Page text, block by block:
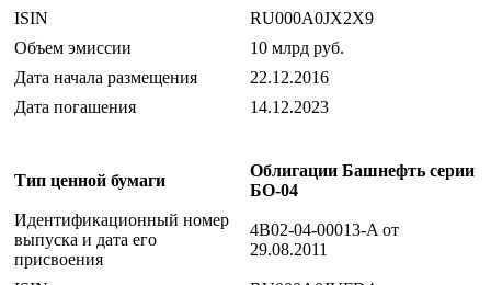
ISIN
RU000A0JX2X9
Объем эмиссии
10 млрд руб.
Дата начала размещения
22.12.2016
Дата погашения
14.12.2023
Тип ценной бумаги
Облигации Башнефть серии
БО-04
Идентификационный номер
выпуска и дата его
присвоения
4B02-04-00013-A от
29.08.2011